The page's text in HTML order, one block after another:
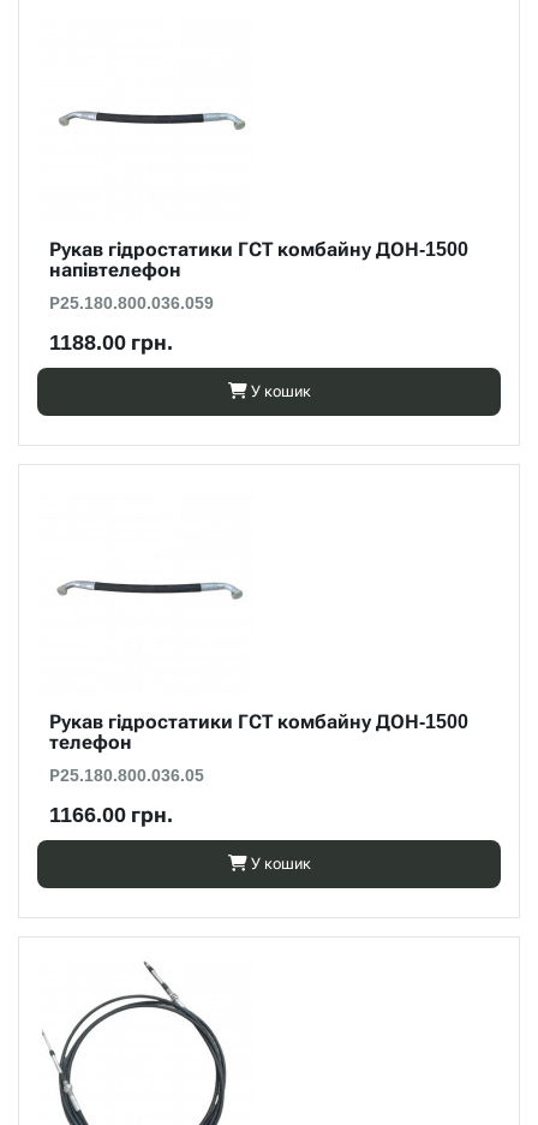
Рукав гідростатики ГСТ комбайну ДОН-1500
напівтелефон
Р25.180.800.036.059
1188.00 грн.
У кошик
Рукав гідростатики ГСТ комбайну ДОН-1500
телефон
Р25.180.800.036.05
1166.00 грн.
У кошик